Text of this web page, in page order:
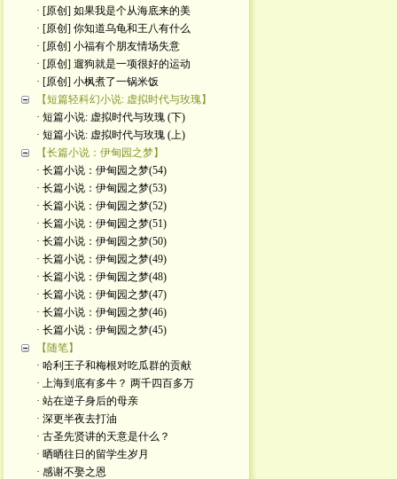
· [原创] 如果我是个从海底来的美
· [原创] 你知道乌龟和王八有什么
· [原创] 小福有个朋友情场失意
· [原创] 遛狗就是一项很好的运动
· [原创] 小枫煮了一锅米饭
【短篇轻科幻小说: 虚拟时代与玫瑰】
· 短篇小说: 虚拟时代与玫瑰 (下)
· 短篇小说: 虚拟时代与玫瑰 (上)
【长篇小说：伊甸园之梦】
· 长篇小说：伊甸园之梦(54)
· 长篇小说：伊甸园之梦(53)
· 长篇小说：伊甸园之梦(52)
· 长篇小说：伊甸园之梦(51)
· 长篇小说：伊甸园之梦(50)
· 长篇小说：伊甸园之梦(49)
· 长篇小说：伊甸园之梦(48)
· 长篇小说：伊甸园之梦(47)
· 长篇小说：伊甸园之梦(46)
· 长篇小说：伊甸园之梦(45)
【随笔】
· 哈利王子和梅根对吃瓜群的贡献
· 上海到底有多牛？ 两千四百多万
· 站在逆子身后的母亲
· 深更半夜去打油
· 古圣先贤讲的天意是什么？
· 晒晒往日的留学生岁月
· 感谢不娶之恩